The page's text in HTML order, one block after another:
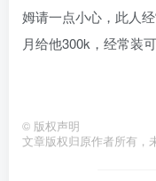
姆请一点小心，此人
月给他300k，经常装
© 版权声明
文章版权归原作者所有，